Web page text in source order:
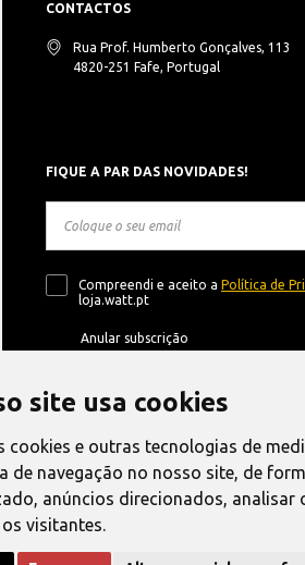
site usa cookies
cookies e outras tecnologias de
de navegação no nosso site, de
anúncios direcionados, analisar
visitantes.
CONTACTOS
Rua Prof. Humberto Gonçalves, 113
4820-251 Fafe, Portugal
FIQUE A PAR DAS NOVIDADES!
Compreendi e aceito a Política de
loja.watt.pt
Anular subscrição
Método de Envio